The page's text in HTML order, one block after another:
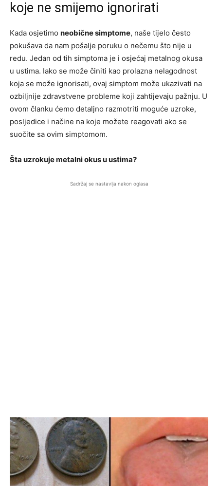
koje ne smijemo ignorirati
Kada osjetimo neobične simptome, naše tijelo često
pokušava da nam pošalje poruku o nečemu što nije u
redu. Jedan od tih simptoma je i osjećaj metalnog okusa
u ustima. Iako se može činiti kao prolazna nelagodnost
koja se može ignorisati, ovaj simptom može ukazivati na
ozbiljnije zdravstvene probleme koji zahtijevaju pažnju. U
ovom članku ćemo detaljno razmotriti moguće uzroke,
posljedice i načine na koje možete reagovati ako se
suočite sa ovim simptomom.
Šta uzrokuje metalni okus u ustima?
Sadržaj se nastavlja nakon oglasa